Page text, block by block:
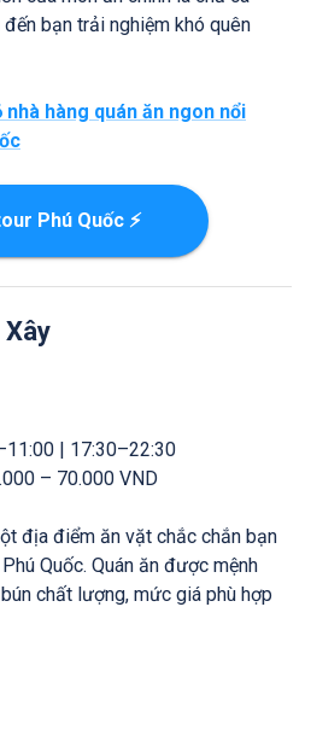
bạn trải nghiệm khó quên
nhà hàng quán ăn ngon nổi
Phú Quốc ⚡
Xây
| 17:30–22:30
– 70.000 VND
địa điểm ăn vặt chắc chắn bạn
Quốc. Quán ăn được mệnh
chất lượng, mức giá phù hợp